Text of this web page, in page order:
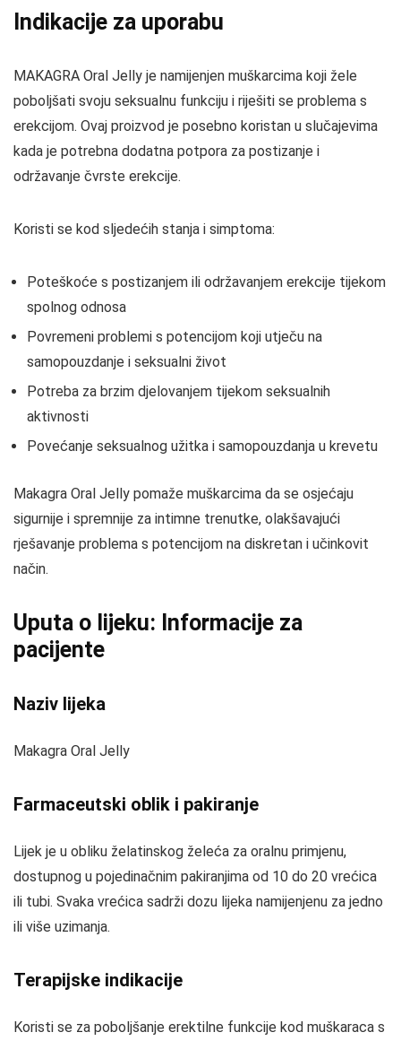
Indikacije za uporabu
MAKAGRA Oral Jelly je namijenjen muškarcima koji žele
poboljšati svoju seksualnu funkciju i riješiti se problema s
erekcijom. Ovaj proizvod je posebno koristan u slučajevima
kada je potrebna dodatna potpora za postizanje i
održavanje čvrste erekcije.
Koristi se kod sljedećih stanja i simptoma:
Poteškoće s postizanjem ili održavanjem erekcije tijekom
spolnog odnosa
Povremeni problemi s potencijom koji utječu na
samopouzdanje i seksualni život
Potreba za brzim djelovanjem tijekom seksualnih
aktivnosti
Povećanje seksualnog užitka i samopouzdanja u krevetu
Makagra Oral Jelly pomaže muškarcima da se osjećaju
sigurnije i spremnije za intimne trenutke, olakšavajući
rješavanje problema s potencijom na diskretan i učinkovit
način.
Uputa o lijeku: Informacije za
pacijente
Naziv lijeka
Makagra Oral Jelly
Farmaceutski oblik i pakiranje
Lijek je u obliku želatinskog želeća za oralnu primjenu,
dostupnog u pojedinačnim pakiranjima od 10 do 20 vrećica
ili tubi. Svaka vrećica sadrži dozu lijeka namijenjenu za jedno
ili više uzimanja.
Terapijske indikacije
Koristi se za poboljšanje erektilne funkcije kod muškaraca s